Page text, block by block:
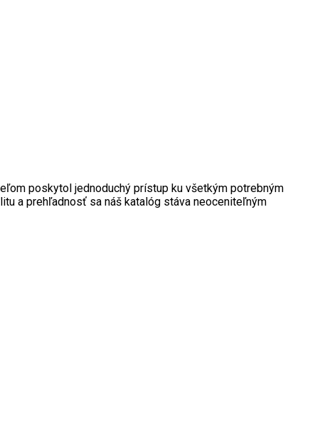
poskytol jednoduchý prístup ku všetkým potrebným
a prehľadnosť sa náš katalóg stáva neoceniteľným